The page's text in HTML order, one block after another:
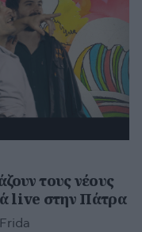
τους νέους
live στην Πάτρα